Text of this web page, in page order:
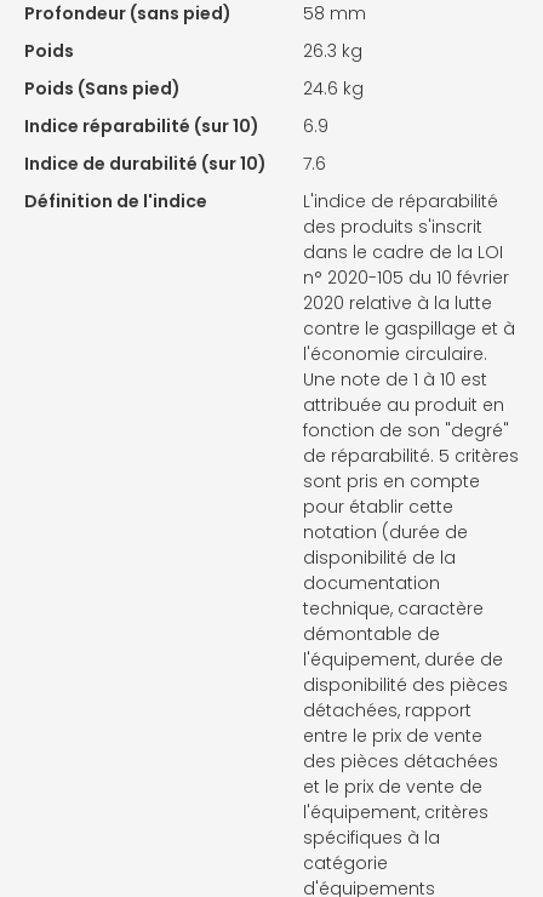
Profondeur (sans pied)
58 mm
Poids
26.3 kg
Poids (Sans pied)
24.6 kg
Indice réparabilité (sur 10)
6.9
Indice de durabilité (sur 10)
7.6
Définition de l'indice
L'indice de réparabilité
des produits s'inscrit
dans le cadre de la LOI
n° 2020-105 du 10 février
2020 relative à la lutte
contre le gaspillage et à
l'économie circulaire.
Une note de 1 à 10 est
attribuée au produit en
fonction de son "degré"
de réparabilité. 5 critères
sont pris en compte
pour établir cette
notation (durée de
disponibilité de la
documentation
technique, caractère
démontable de
l'équipement, durée de
disponibilité des pièces
détachées, rapport
entre le prix de vente
des pièces détachées
et le prix de vente de
l'équipement, critères
spécifiques à la
catégorie
d'équipements